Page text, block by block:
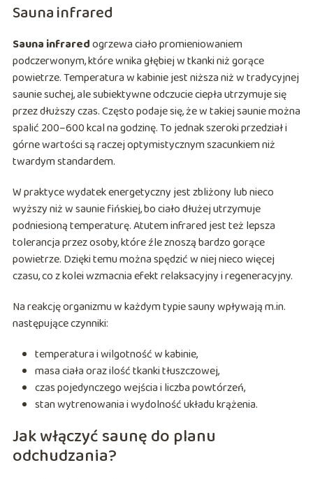
Sauna infrared
Sauna infraredogrzewa ciało promieniowaniem
podczerwonym, które wnika głębiej w tkanki niż gorące
powietrze. Temperatura w kabinie jest niższa niż w tradycyjnej
saunie suchej, ale subiektywne odczucie ciepła utrzymuje się
przez dłuższy czas. Często podaje się, że w takiej saunie można
spalić 200–600 kcal na godzinę. To jednak szeroki przedział i
górne wartości są raczej optymistycznym szacunkiem niż
twardym standardem.
W praktyce wydatek energetyczny jest zbliżony lub nieco
wyższy niż w saunie fińskiej, bo ciało dłużej utrzymuje
podniesioną temperaturę. Atutem infrared jest też lepsza
tolerancja przez osoby, które źle znoszą bardzo gorące
powietrze. Dzięki temu można spędzić w niej nieco więcej
czasu, co z kolei wzmacnia efekt relaksacyjny i regeneracyjny.
Na reakcję organizmu w każdym typie sauny wpływają m.in.
następujące czynniki:
temperatura i wilgotność w kabinie,
masa ciała oraz ilość tkanki tłuszczowej,
czas pojedynczego wejścia i liczba powtórzeń,
stan wytrenowania i wydolność układu krążenia.
Jak włączyć saunę do planu
odchudzania?